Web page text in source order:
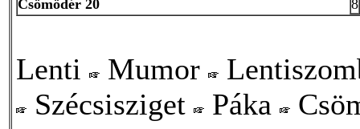
Csömödér 20 8
Lenti Mumor
Szécsisziget
Páka